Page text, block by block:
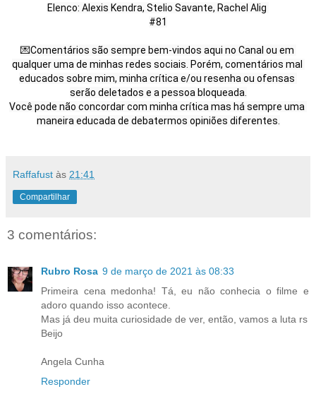
Elenco: Alexis Kendra, Stelio Savante, Rachel Alig
#81
💌Comentários são sempre bem-vindos aqui no Canal ou em
qualquer uma de minhas redes sociais. Porém, comentários mal
educados sobre mim, minha crítica e/ou resenha ou ofensas
serão deletados e a pessoa bloqueada.
Você pode não concordar com minha crítica mas há sempre uma
Raffafust às 21:41
Compartilhar
3 comentários:
Rubro Rosa 9 de março de 2021 às 08:33
Primeira cena medonha! Tá, eu não conhecia o filme e
adoro quando isso acontece.
Mas já deu muita curiosidade de ver, então, vamos a luta rs
Beijo
Angela Cunha
Responder